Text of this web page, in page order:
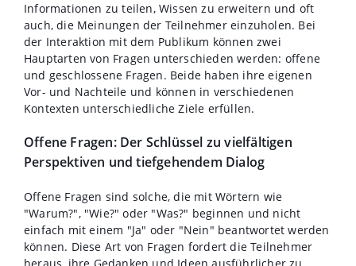
Informationen zu teilen, Wissen zu erweitern und oft
auch, die Meinungen der Teilnehmer einzuholen. Bei
der Interaktion mit dem Publikum können zwei
Hauptarten von Fragen unterschieden werden: offene
und geschlossene Fragen. Beide haben ihre eigenen
Vor- und Nachteile und können in verschiedenen
Kontexten unterschiedliche Ziele erfüllen.
Offene Fragen: Der Schlüssel zu vielfältigen
Perspektiven und tiefgehendem Dialog
Offene Fragen sind solche, die mit Wörtern wie
"Warum?", "Wie?" oder "Was?" beginnen und nicht
einfach mit einem "Ja" oder "Nein" beantwortet werden
können. Diese Art von Fragen fordert die Teilnehmer